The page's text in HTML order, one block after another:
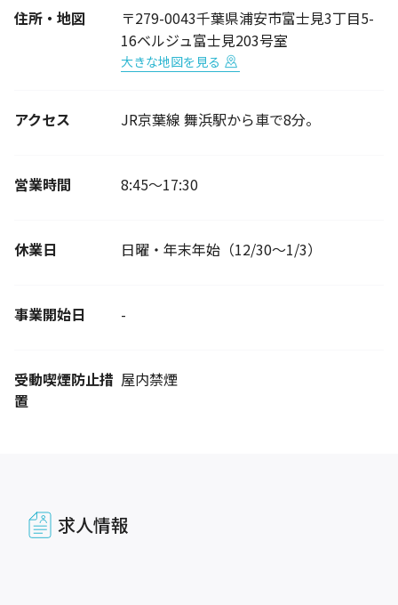
住所・地図
〒279-0043千葉県浦安市富士見3丁目5-
16ベルジュ富士見203号室
大きな地図を見る
アクセス JR京葉線 舞浜駅から車で8分。
営業時間 8:45～17:30
休業日 日曜・年末年始（12/30～1/3）
事業開始日 -
受動喫煙防止措
置
屋内禁煙
求人情報